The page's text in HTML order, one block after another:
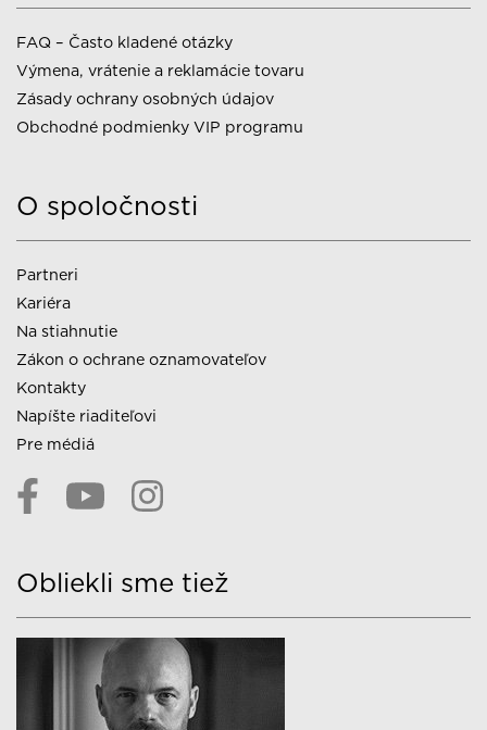
FAQ – Často kladené otázky
Výmena, vrátenie a reklamácie tovaru
Zásady ochrany osobných údajov
Obchodné podmienky VIP programu
O spoločnosti
Partneri
Kariéra
Na stiahnutie
Zákon o ochrane oznamovateľov
Kontakty
Napíšte riaditeľovi
Pre médiá
Obliekli sme tiež